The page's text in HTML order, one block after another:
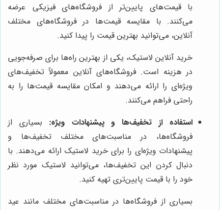
با قیمت‌های پایین‌تر از فروشگاه‌های فیزیکی عرضه
می‌کنند. با مقایسه قیمت‌ها در فروشگاه‌های مختلف
آنلاین، می‌توانید بهترین قیمت را پیدا کنید.
خرید آنلاین لاستیک، یکی از بهترین راه‌ها برای صرفه‌جویی
در هزینه است. فروشگاه‌های آنلاین معمولاً تخفیف‌های
ویژه‌ای را ارائه می‌دهند و امکان مقایسه قیمت‌ها را به
راحتی فراهم می‌کنند.
استفاده از تخفیف‌ها و پیشنهادات ویژه: بسیاری از
فروشگاه‌ها، در مناسبت‌های مختلف تخفیف‌ها و
پیشنهادات ویژه‌ای را برای خرید لاستیک ارائه می‌دهند. با
دنبال کردن این تخفیف‌ها، می‌توانید لاستیک مورد نظر
خود را با قیمت پایین‌تری تهیه کنید.
بسیاری از فروشگاه‌ها در مناسبت‌های مختلف مانند عید